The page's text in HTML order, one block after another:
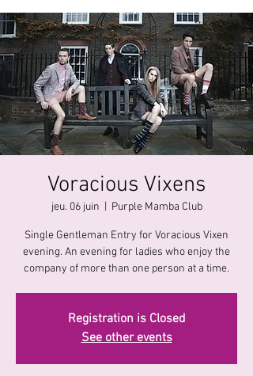
Voracious Vixens
jeu. 06 juin Purple Mamba Club
Single Gentleman Entry for Voracious Vixen
evening. An evening for ladies who enjoy the
company of more than one person at a time.
Registration is Closed
See other events